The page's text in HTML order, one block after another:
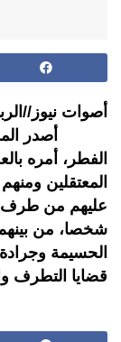
أصوات نيوز//
أصدر الملك
الفطر، أمره
المعتقلين
قضايا التطرف